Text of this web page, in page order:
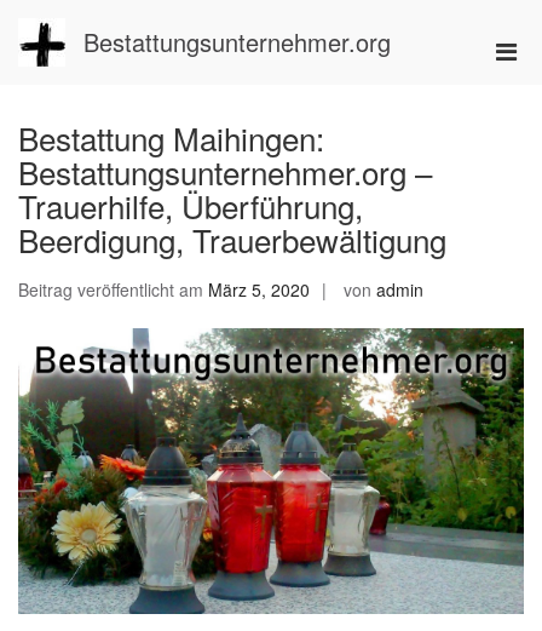
Inhalt
springen
Bestattungsunternehmer.org
Bestattung Maihingen:
Bestattungsunternehmer.org –
Trauerhilfe, Überführung,
Beerdigung, Trauerbewältigung
Beitrag veröffentlicht am März 5, 2020 von admin